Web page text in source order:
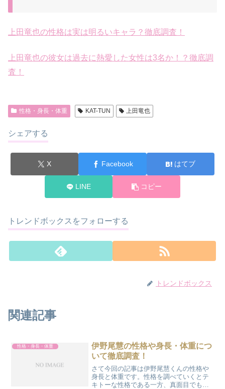
上田竜也の性格は実は明るいキャラ？徹底調査！
上田竜也の彼女は過去に熱愛した女性は3名か！？徹底調
査！
性格・身長・体重 KAT-TUN 上田竜也
シェアする
X Facebook はてブ
LINE コピー
トレンドボックスをフォローする
トレンドボックス
関連記事
性格・身長・体重
伊野尾慧の性格や身長・体重につ
いて徹底調査！
さて今回の記事は伊野尾慧くんの性格や
身長と体重です。性格を調べていくとテ
キトーな性格である一方、真面目でもあ